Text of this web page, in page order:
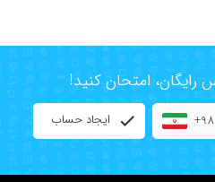
+98 ایجاد حساب